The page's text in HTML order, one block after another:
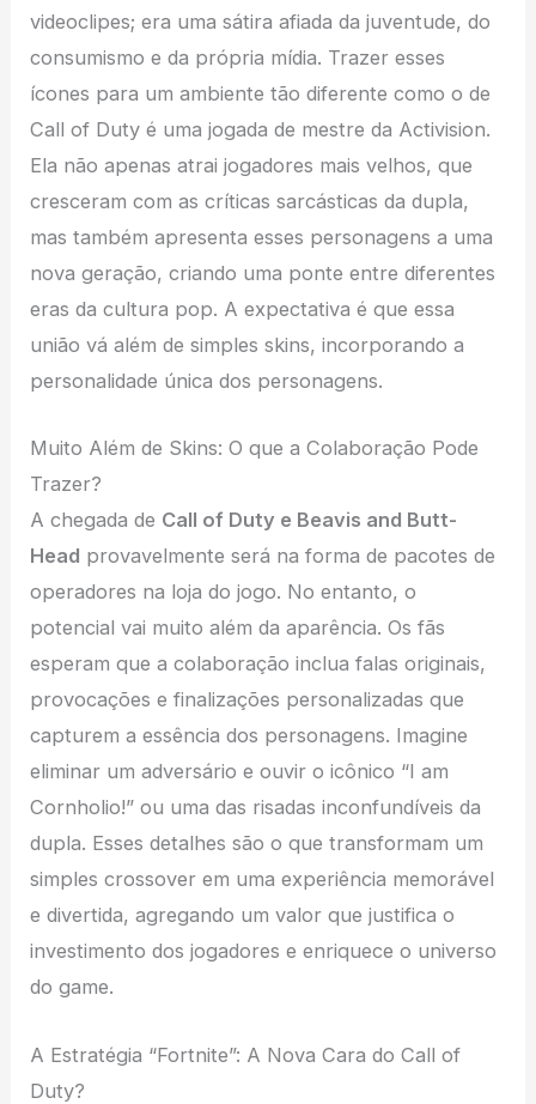
videoclipes; era uma sátira afiada da juventude, do
consumismo e da própria mídia. Trazer esses
ícones para um ambiente tão diferente como o de
Call of Duty é uma jogada de mestre da Activision.
Ela não apenas atrai jogadores mais velhos, que
cresceram com as críticas sarcásticas da dupla,
mas também apresenta esses personagens a uma
nova geração, criando uma ponte entre diferentes
eras da cultura pop. A expectativa é que essa
união vá além de simples skins, incorporando a
personalidade única dos personagens.
Muito Além de Skins: O que a Colaboração Pode
Trazer?
A chegada de Call of Duty e Beavis and Butt-
Head provavelmente será na forma de pacotes de
operadores na loja do jogo. No entanto, o
potencial vai muito além da aparência. Os fãs
esperam que a colaboração inclua falas originais,
provocações e finalizações personalizadas que
capturem a essência dos personagens. Imagine
eliminar um adversário e ouvir o icônico “I am
Cornholio!” ou uma das risadas inconfundíveis da
dupla. Esses detalhes são o que transformam um
simples crossover em uma experiência memorável
e divertida, agregando um valor que justifica o
investimento dos jogadores e enriquece o universo
do game.
A Estratégia “Fortnite”: A Nova Cara do Call of
Duty?